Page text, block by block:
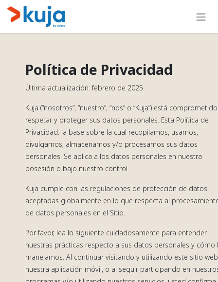
Ir al contenido
Política de Privacidad
Última actualización: febrero de 2025
Kuja (“nosotros”, “nuestro”, “nos” o “Kuja”) está
respetar y proteger sus datos personales. Esta Política de
Privacidad: la base sobre la cual recopilamos, usamos,
divulgamos, almacenamos y/o procesamos sus datos
personales. Se aplica a los datos personales en nuestra
posesión o bajo nuestro control.
Kuja cumple con las regulaciones de protección de datos
aceptadas globalmente en lo que respecta al
de datos personales en el Sitio.
Por favor, lea lo siguiente cuidadosamente para entender
nuestras prácticas respecto a sus datos personales y cómo
manejamos. Al continuar visitando y utilizando este sitio
nuestra aplicación móvil, o al seguir participando en